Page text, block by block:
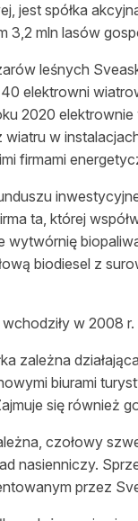
jest spółka
3,2 mln lasów
leśnych
elektrowni
2020
w
firmami
ta, której
wytwórnię
biodiesel z
w 2008
zależna
biurami
się również
czołowy
nasienniczy.
przez